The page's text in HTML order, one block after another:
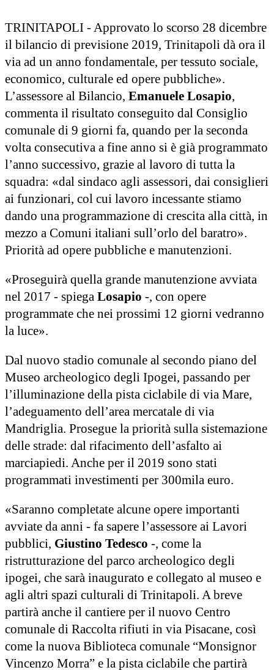
TRINITAPOLI - Approvato lo scorso 28 dicembre
il bilancio di previsione 2019, Trinitapoli dà ora il
via ad un anno fondamentale, per tessuto sociale,
economico, culturale ed opere pubbliche».
L’assessore al Bilancio, Emanuele Losapio,
commenta il risultato conseguito dal Consiglio
comunale di 9 giorni fa, quando per la seconda
volta consecutiva a fine anno si è già programmato
l’anno successivo, grazie al lavoro di tutta la
squadra: «dal sindaco agli assessori, dai consiglieri
ai funzionari, col cui lavoro incessante stiamo
dando una programmazione di crescita alla città, in
mezzo a Comuni italiani sull’orlo del baratro».
Priorità ad opere pubbliche e manutenzioni.
«Proseguirà quella grande manutenzione avviata
nel 2017 - spiega Losapio -, con opere
programmate che nei prossimi 12 giorni vedranno
la luce».
Dal nuovo stadio comunale al secondo piano del
Museo archeologico degli Ipogei, passando per
l’illuminazione della pista ciclabile di via Mare,
l’adeguamento dell’area mercatale di via
Mandriglia. Prosegue la priorità sulla sistemazione
delle strade: dal rifacimento dell’asfalto ai
marciapiedi. Anche per il 2019 sono stati
programmati investimenti per 300mila euro.
«Saranno completate alcune opere importanti
avviate da anni - fa sapere l’assessore ai Lavori
pubblici, Giustino Tedesco -, come la
ristrutturazione del parco archeologico degli
ipogei, che sarà inaugurato e collegato al museo e
agli altri spazi culturali di Trinitapoli. A breve
partirà anche il cantiere per il nuovo Centro
comunale di Raccolta rifiuti in via Pisacane, così
come la nuova Biblioteca comunale “Monsignor
Vincenzo Morra” e la pista ciclabile che partirà